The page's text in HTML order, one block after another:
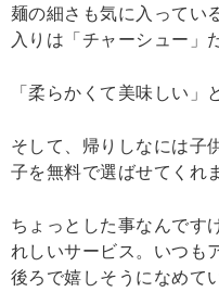
麺の細さも気に入ってい
入りは「チャーシュー」
「柔らかくて美味しい」
そして、帰りしなには子
子を無料で選ばせてくれ
ちょっとした事なんです
れしいサービス。いつも
後ろで嬉しそうになめて